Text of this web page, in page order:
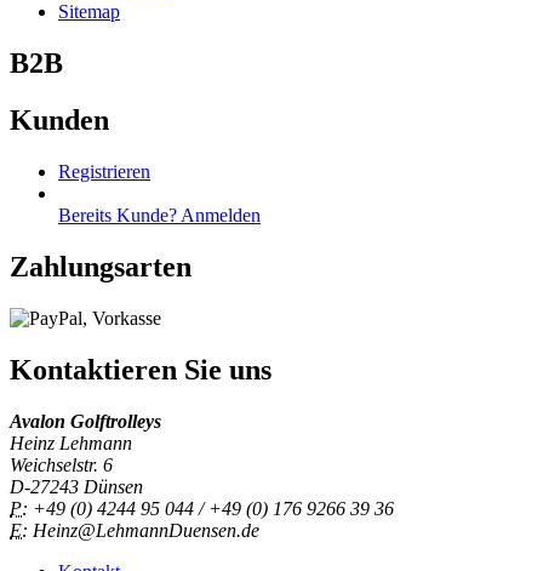
Sitemap
B2B
Kunden
Registrieren
Bereits Kunde? Anmelden
Zahlungsarten
Kontaktieren Sie uns
Avalon Golftrolleys
Heinz Lehmann
Weichselstr. 6
D-27243 Dünsen
P: +49 (0) 4244 95 044 / +49 (0) 176 9266 39 36
E: Heinz@LehmannDuensen.de